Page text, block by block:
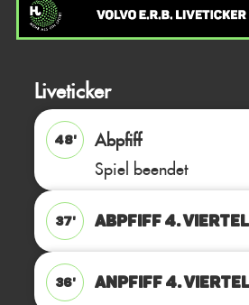
Liveticker
48'
Abpfiff
Spiel beendet
37' ABPFIFF 4. Viertel
36' ANPFIFF 4. Viertel